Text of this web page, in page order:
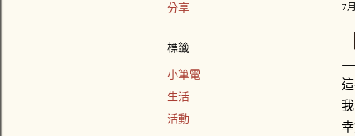
分享
標籤
小筆電
生活
活動
7